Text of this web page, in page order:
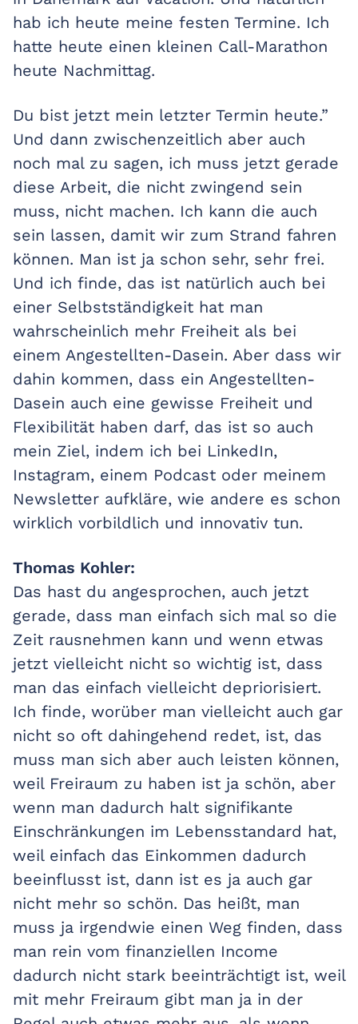
hab ich heute meine festen Termine. Ich
hatte heute einen kleinen Call-Marathon
heute Nachmittag.
Du bist jetzt mein letzter Termin heute.”
Und dann zwischenzeitlich aber auch
noch mal zu sagen, ich muss jetzt gerade
diese Arbeit, die nicht zwingend sein
muss, nicht machen. Ich kann die auch
sein lassen, damit wir zum Strand fahren
können. Man ist ja schon sehr, sehr frei.
Und ich finde, das ist natürlich auch bei
einer Selbstständigkeit hat man
wahrscheinlich mehr Freiheit als bei
einem Angestellten-Dasein. Aber dass wir
dahin kommen, dass ein Angestellten-
Dasein auch eine gewisse Freiheit und
Flexibilität haben darf, das ist so auch
mein Ziel, indem ich bei LinkedIn,
Instagram, einem Podcast oder meinem
Newsletter aufkläre, wie andere es schon
wirklich vorbildlich und innovativ tun.
Thomas Kohler:
Das hast du angesprochen, auch jetzt
gerade, dass man einfach sich mal so die
Zeit rausnehmen kann und wenn etwas
jetzt vielleicht nicht so wichtig ist, dass
man das einfach vielleicht depriorisiert.
Ich finde, worüber man vielleicht auch gar
nicht so oft dahingehend redet, ist, das
muss man sich aber auch leisten können,
weil Freiraum zu haben ist ja schön, aber
wenn man dadurch halt signifikante
Einschränkungen im Lebensstandard hat,
weil einfach das Einkommen dadurch
beeinflusst ist, dann ist es ja auch gar
nicht mehr so schön. Das heißt, man
muss ja irgendwie einen Weg finden, dass
man rein vom finanziellen Income
dadurch nicht stark beeinträchtigt ist, weil
mit mehr Freiraum gibt man ja in der